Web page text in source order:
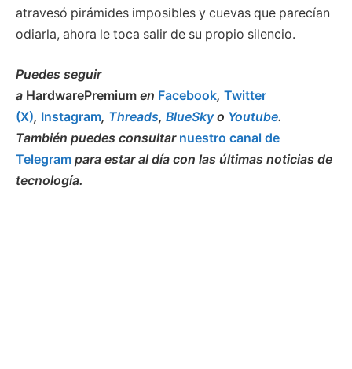
atravesó pirámides imposibles y cuevas que parecían
odiarla, ahora le toca salir de su propio silencio.
Puedes seguir
a HardwarePremium en Facebook, Twitter
(X), Instagram, Threads, BlueSkyo Youtube.
También puedes consultar nuestro canal de
Telegram para estar al día con las últimas noticias de
tecnología.